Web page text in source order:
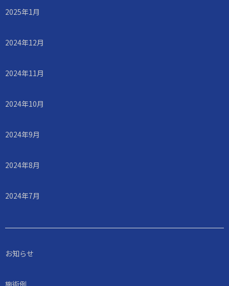
2025年1月
2024年12月
2024年11月
2024年10月
2024年9月
2024年8月
2024年7月
お知らせ
施術例